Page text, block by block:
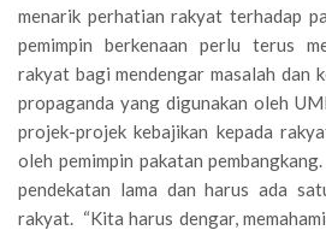
menarik perhatian rakyat terhadap
pemimpin berkenaan perlu terus
rakyat bagi mendengar masalah dan
propaganda yang digunakan oleh
projek-projek kebajikan kepada
oleh pemimpin pakatan
pendekatan lama dan harus ada
rakyat. “Kita harus dengar,